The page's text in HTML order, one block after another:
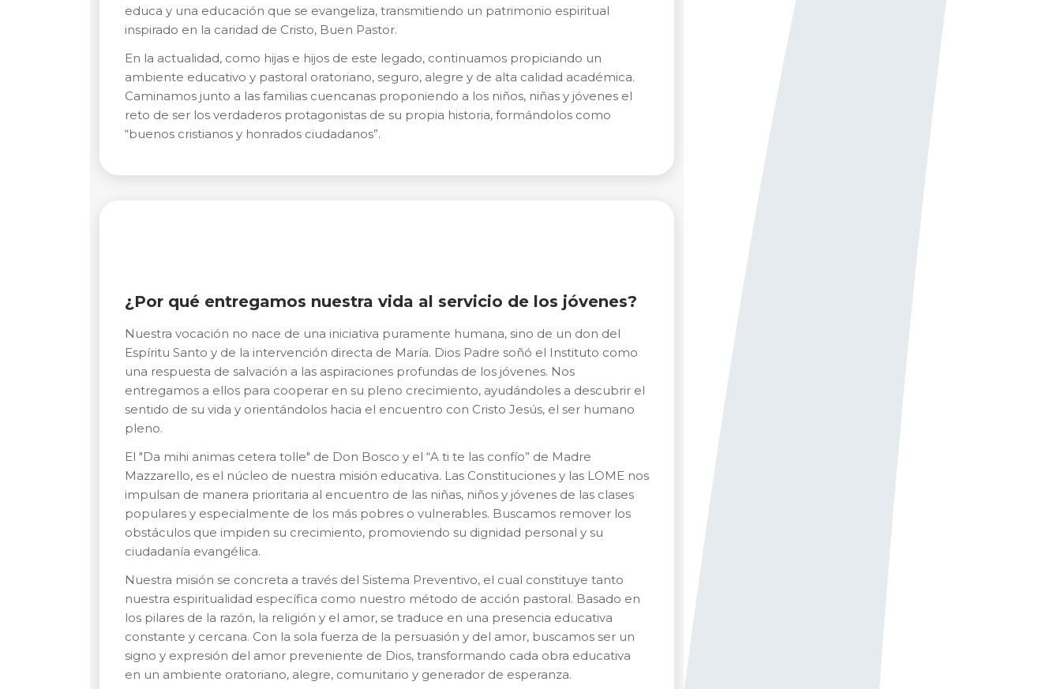
educa y una educación que se evangeliza, transmitiendo un patrimonio espiritual
inspirado en la caridad de Cristo, Buen Pastor.
En la actualidad, como hijas e hijos de este legado, continuamos propiciando un
ambiente educativo y pastoral oratoriano, seguro, alegre y de alta calidad académica.
Caminamos junto a las familias cuencanas proponiendo a los niños, niñas y jóvenes el
reto de ser los verdaderos protagonistas de su propia historia, formándolos como
“buenos cristianos y honrados ciudadanos”.
¿Por qué entregamos nuestra vida al servicio de los jóvenes?
Nuestra vocación no nace de una iniciativa puramente humana, sino de un don del
Espíritu Santo y de la intervención directa de María. Dios Padre soñó el Instituto como
una respuesta de salvación a las aspiraciones profundas de los jóvenes. Nos
entregamos a ellos para cooperar en su pleno crecimiento, ayudándoles a descubrir el
sentido de su vida y orientándolos hacia el encuentro con Cristo Jesús, el ser humano
pleno.
El "Da mihi animas cetera tolle" de Don Bosco y el “A ti te las confío” de Madre
Mazzarello, es el núcleo de nuestra misión educativa. Las Constituciones y las LOME nos
impulsan de manera prioritaria al encuentro de las niñas, niños y jóvenes de las clases
populares y especialmente de los más pobres o vulnerables. Buscamos remover los
obstáculos que impiden su crecimiento, promoviendo su dignidad personal y su
ciudadanía evangélica.
Nuestra misión se concreta a través del Sistema Preventivo, el cual constituye tanto
nuestra espiritualidad específica como nuestro método de acción pastoral. Basado en
los pilares de la razón, la religión y el amor, se traduce en una presencia educativa
constante y cercana. Con la sola fuerza de la persuasión y del amor, buscamos ser un
signo y expresión del amor preveniente de Dios, transformando cada obra educativa
en un ambiente oratoriano, alegre, comunitario y generador de esperanza.